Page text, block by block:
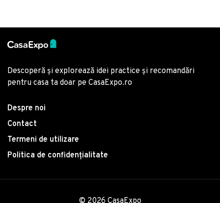
Descoperă și explorează idei practice și recomandări
pentru casa ta doar pe CasaExpo.ro
Despre noi
Contact
Termeni de utilizare
Politica de confidențialitate
© 2026 CasaExpo